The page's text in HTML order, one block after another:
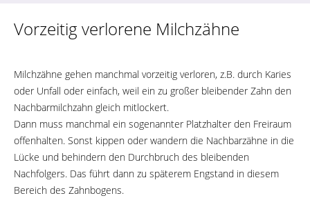
Vorzeitig verlorene Milchzähne
Milchzähne gehen manchmal vorzeitig verloren, z.B. durch Karies
oder Unfall oder einfach, weil ein zu großer bleibender Zahn den
Nachbarmilchzahn gleich mitlockert.
Dann muss manchmal ein sogenannter Platzhalter den Freiraum
offenhalten. Sonst kippen oder wandern die Nachbarzähne in die
Lücke und behindern den Durchbruch des bleibenden
Nachfolgers. Das führt dann zu späterem Engstand in diesem
Bereich des Zahnbogens.